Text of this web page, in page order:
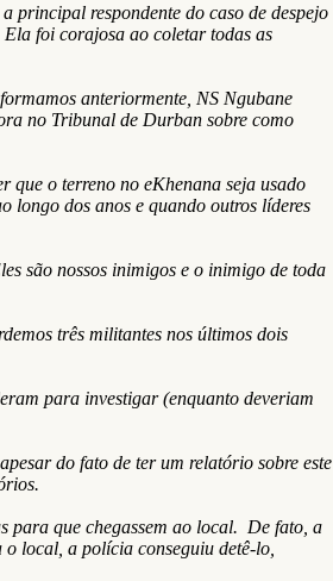
principal respondente do caso de despejo
foi corajosa ao coletar todas as
anteriormente, NS Ngubane
no Tribunal de Durban sobre como
que o terreno no eKhenana seja usado
longo dos anos e quando outros líderes
são nossos inimigos e o inimigo de toda
três militantes nos últimos dois
para investigar (enquanto deveriam
do fato de ter um relatório sobre este
para que chegassem ao local. De fato, a
local, a polícia conseguiu detê-lo,